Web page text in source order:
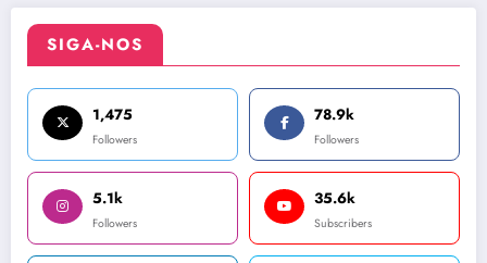
SIGA-NOS
1,475
Followers
78.9k
Followers
5.1k
Followers
35.6k
Subscribers